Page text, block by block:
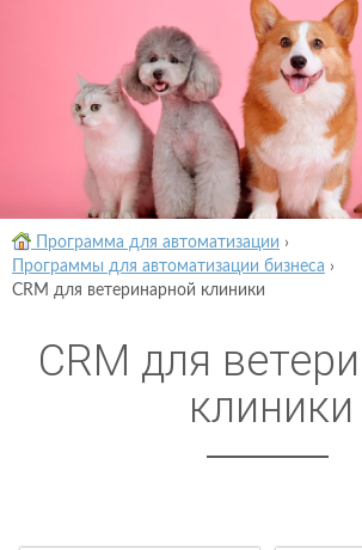
Программа для автоматизации ›
Программы для автоматизации бизнеса ›
CRM для ветеринарной клиники
CRM для
клиники